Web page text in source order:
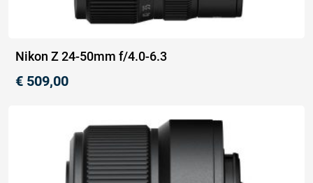
Nikon Z 24-50mm f/4.0-6.3
€ 509,00